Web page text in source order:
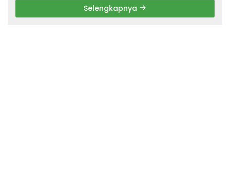
Selengkapnya